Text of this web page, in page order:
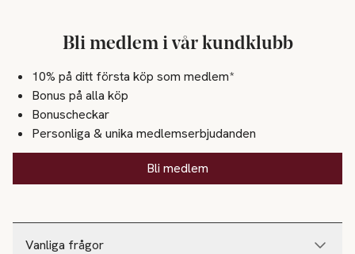
Vanliga frågor
Bli medlem i vår kundklubb
10% på ditt första köp som medlem*
Bonus på alla köp
Bonuscheckar
Personliga & unika medlemserbjudanden
Bli medlem